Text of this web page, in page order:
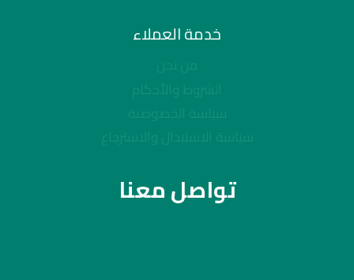
خدمة العملاء
من نحن
الشروط والأحكام
سياسة الخصوصية
سياسة الاستبدال والاسترجاع
تواصل معنا